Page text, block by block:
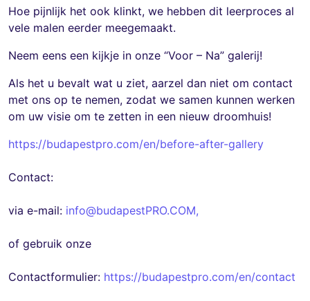
Hoe pijnlijk het ook klinkt, we hebben dit leerproces al
vele malen eerder meegemaakt.
Neem eens een kijkje in onze “Voor – Na” galerij!
Als het u bevalt wat u ziet, aarzel dan niet om contact
met ons op te nemen, zodat we samen kunnen werken
om uw visie om te zetten in een nieuw droomhuis!
https://budapestpro.com/en/before-after-gallery
Contact:
via e-mail: info@budapestPRO.COM,
of gebruik onze
Contactformulier: https://budapestpro.com/en/contact